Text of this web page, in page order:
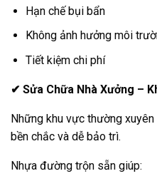
Hạn chế bụi bẩn
Không ảnh hưởng môi
Tiết kiệm chi phí
✔ Sửa Chữa Nhà Xưởng –
Những khu vực thường
bền chắc và dễ bảo trì.
Nhựa đường trộn sẵn giúp: